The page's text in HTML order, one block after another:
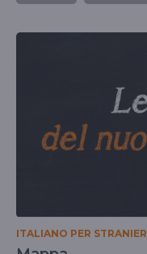
ITALIANO PER